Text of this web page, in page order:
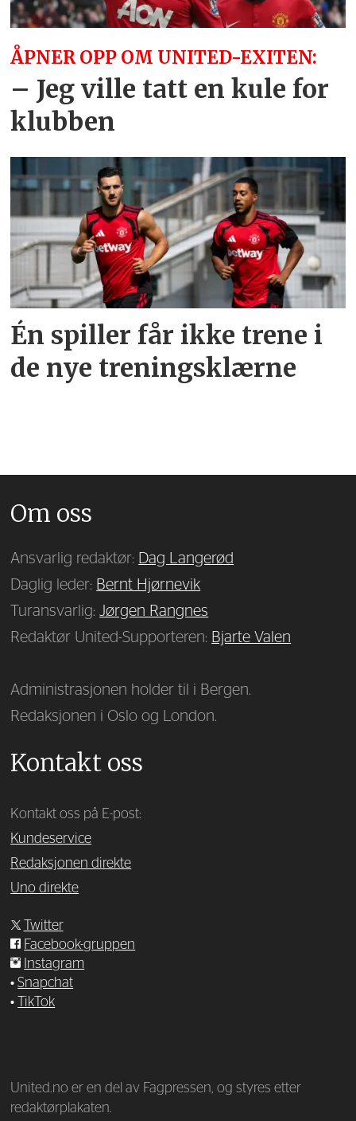
ÅPNER OPP OM UNITED-EXITEN:
– Jeg ville tatt en kule for
klubben
Én spiller får ikke trene i
de nye treningsklærne
Om oss
Ansvarlig redaktør: Dag Langerød
Daglig leder: Bernt Hjørnevik
Turansvarlig:Jørgen Rangnes
Redaktør United-Supporteren: Bjarte Valen
Administrasjonen holder til i Bergen.
Redaksjonen i Oslo og London.
Kontakt oss
Kontakt oss på E-post:
Kundeservice
Redaksjonen direkte
Uno direkte
Twitter
Facebook-gruppen
Instagram
•Snapchat
•
TikTok
United.no er en del av Fagpressen, og styres etter
redaktørplakaten.